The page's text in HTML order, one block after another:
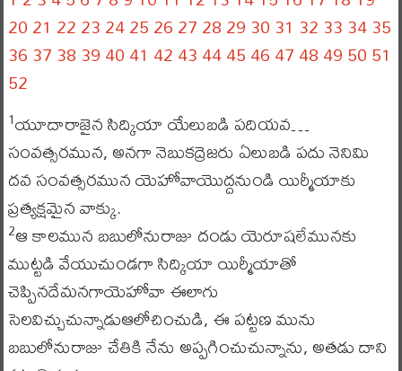
2021 22232425262728293031 32333435
363738394041 42434445464748495051
52
1యూదారాజైన సిద్కియా యేలుబడి పదియవ…
సంవత్సరమున, అనగా నెబుకద్రెజరు ఏలుబడి పదు నెనిమి
దవ సంవత్సరమున యెహోవాయొద్దనుండి యిర్మీయాకు
ప్రత్యక్షమైన వాక్కు.
2ఆ కాలమున బబులోనురాజు దండు యెరూషలేమునకు
ముట్టడి వేయుచుండగా సిద్కియా యిర్మీయాతో
చెప్పినదేమనగాయెహోవా ఈలాగు
సెలవిచ్చుచున్నాడుఆలోచించుడి, ఈ పట్టణ మును
బబులోనురాజు చేతికి నేను అప్పగించుచున్నాను, అతడు దాని